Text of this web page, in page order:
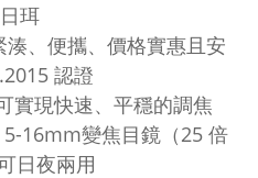
珥
湊、便攜、價格實惠且安
認證
實現快速、平穩的調焦
16mm變焦目鏡（25 倍
日夜兩用